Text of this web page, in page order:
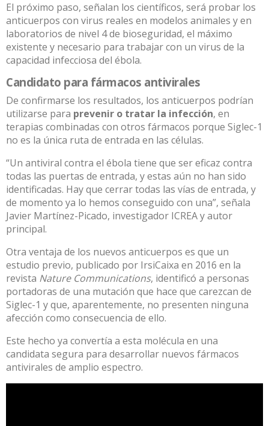
El próximo paso, señalan los científicos, será probar los
anticuerpos con virus reales en modelos animales y en
laboratorios de nivel 4 de bioseguridad, el máximo
existente y necesario para trabajar con un virus de la
capacidad infecciosa del ébola.
Candidato para fármacos antivirales
De confirmarse los resultados, los anticuerpos podrían
utilizarse para prevenir o tratar la infección, en
terapias combinadas con otros fármacos porque Siglec-1
no es la única ruta de entrada en las células.
“Un antiviral contra el ébola tiene que ser eficaz contra
todas las puertas de entrada, y estas aún no han sido
identificadas. Hay que cerrar todas las vías de entrada, y
de momento ya lo hemos conseguido con una”, señala
Javier Martínez-Picado, investigador ICREA y autor
principal.
Otra ventaja de los nuevos anticuerpos es que un
estudio previo, publicado por IrsiCaixa en 2016 en la
revista Nature Communications, identificó a personas
portadoras de una mutación que hace que carezcan de
Siglec-1 y que, aparentemente, no presenten ninguna
afección como consecuencia de ello.
Este hecho ya convertía a esta molécula en una
candidata segura para desarrollar nuevos fármacos
antivirales de amplio espectro.